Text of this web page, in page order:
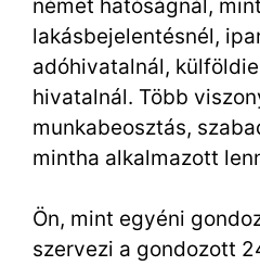
német hatóságnál,
lakásbejelentésnél,
adóhivatalnál,
hivatalnál. Több
munkabeosztás,
mintha alkalmazott
Ön, mint egyéni
szervezi a gondozott